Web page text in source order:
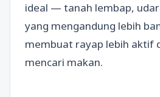
ideal — tanah lembap,
yang mengandung lebih
membuat rayap lebih aktif
mencari makan.